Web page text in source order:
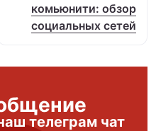
комьюнити: обзор
социальных сетей
телеграм чат